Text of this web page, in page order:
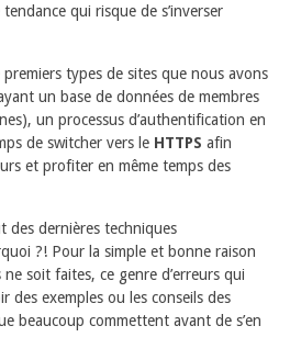
qui risque de s’inverser
types de sites que nous avons
un base de données de membres
un processus d’authentification en
de switcher vers le HTTPS afin
et profiter en même temps des
des dernières techniques
?! Pour la simple et bonne raison
ne soit faites, ce genre d’erreurs qui
des exemples ou les conseils des
beaucoup commettent avant de s’en